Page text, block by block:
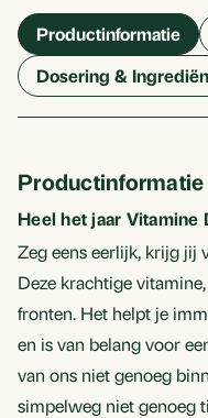
Productinformatie
Dosering &
Productinformatie
Heel het jaar Vitamine
Zeg eens eerlijk, krijg jij
Deze krachtige
fronten. Het helpt je
en is van belang voor
van ons niet genoeg
simpelweg niet genoeg